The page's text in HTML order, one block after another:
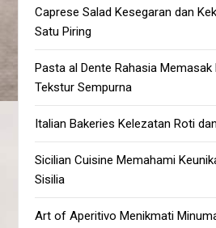
Caprese Salad Kesegaran dan
Satu Piring
Pasta al Dente Rahasia Memasak
Tekstur Sempurna
Italian Bakeries Kelezatan Roti
Sicilian Cuisine Memahami
Sisilia
Art of Aperitivo Menikmati